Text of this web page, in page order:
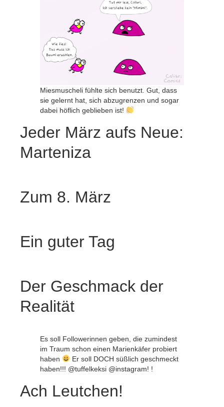
Miesmuscheli fühlte sich benutzt. Gut, dass
sie gelernt hat, sich abzugrenzen und sogar
dabei höflich geblieben ist!
Jeder März aufs Neue:
Marteniza
Zum 8. März
Ein guter Tag
Der Geschmack der
Realität
Es soll Followerinnen geben, die zumindest
im Traum schon einen Marienkäfer probiert
haben
Er soll DOCH süßlich geschmeckt
haben!!! @tuffelkeksi @instagram! !
Ach Leutchen!